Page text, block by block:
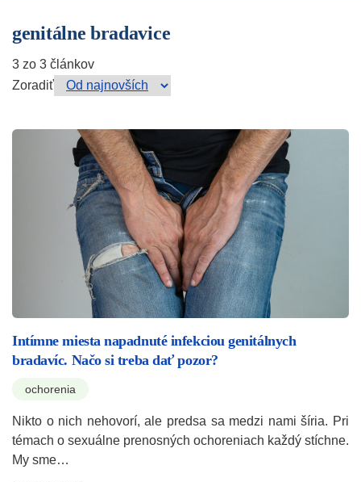
genitálne bradavice
3 zo 3 článkov
Zoradiť
Intímne miesta napadnuté infekciou genitálnych
bradavíc. Načo si treba dať pozor?
ochorenia
Nikto o nich nehovorí, ale predsa sa medzi nami šíria. Pri
témach o sexuálne prenosných ochoreniach každý stíchne.
My sme…